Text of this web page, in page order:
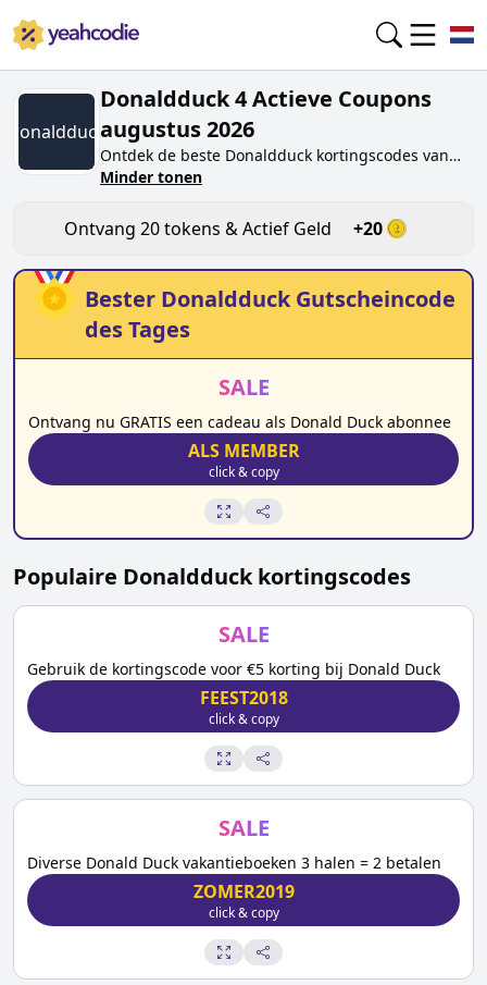
Donaldduck
Donaldduck 4 Actieve Coupons
augustus 2026
Ontdek de beste Donaldduck kortingscodes van
vandaag vooraugustus 2026
duckstadshop.donaldduck.nldoor de code te
testen. Ontvang beloningen wanneer je
Donaldduck kortingscodes indient en andere
kopers helpt besparen.
Minder tonen
Ontvang 20 tokens & Actief Geld +20
Bester Donaldduck Gutscheincode
des Tages
SALE
Ontvang nu GRATIS een cadeau als Donald Duck abonnee
ALS MEMBER
click & copy
Populaire Donaldduckkortingscodes
SALE
Gebruik de kortingscode voor €5 korting bij Donald Duck
FEEST2018
click & copy
SALE
Diverse Donald Duck vakantieboeken 3 halen = 2 betalen
ZOMER2019
click & copy